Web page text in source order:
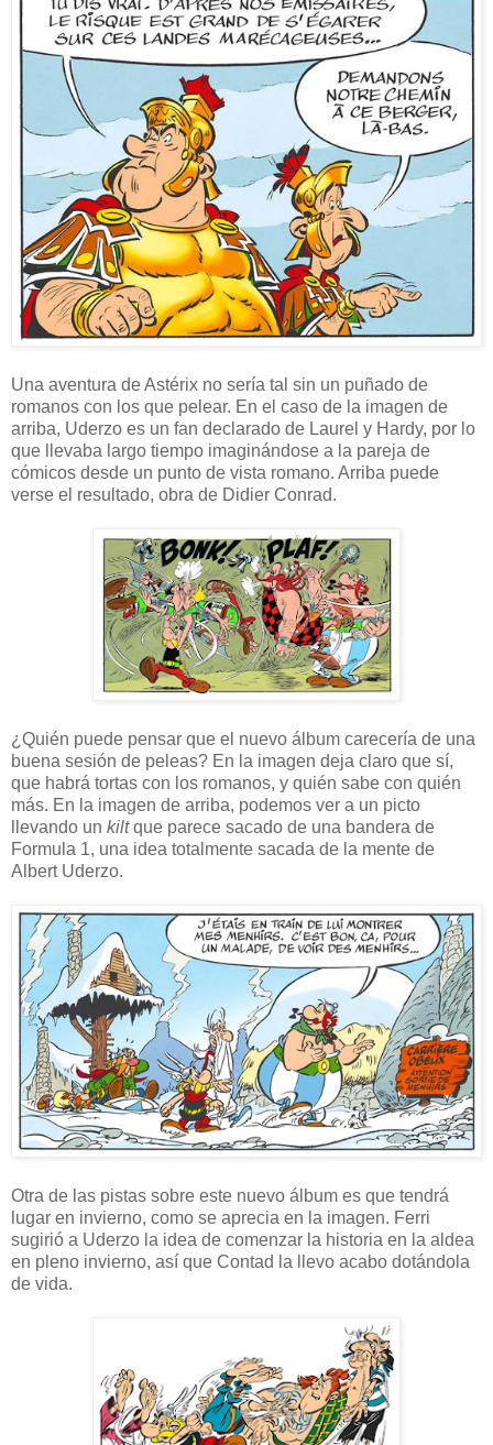
Una aventura de Astérix no sería tal sin un puñado de
romanos con los que pelear. En el caso de la imagen de
arriba, Uderzo es un fan declarado de Laurel y Hardy, por lo
que llevaba largo tiempo imaginándose a la pareja de
cómicos desde un punto de vista romano. Arriba puede
verse el resultado, obra de Didier Conrad.
¿Quién puede pensar que el nuevo álbum carecería de una
buena sesión de peleas? En la imagen deja claro que sí,
que habrá tortas con los romanos, y quién sabe con quién
más. En la imagen de arriba, podemos ver a un picto
llevando un kiltque parece sacado de una bandera de
Formula 1, una idea totalmente sacada de la mente de
Albert Uderzo.
Otra de las pistas sobre este nuevo álbum es que tendrá
lugar en invierno, como se aprecia en la imagen. Ferri
sugirió a Uderzo la idea de comenzar la historia en la aldea
en pleno invierno, así que Contad la llevo acabo dotándola
de vida.